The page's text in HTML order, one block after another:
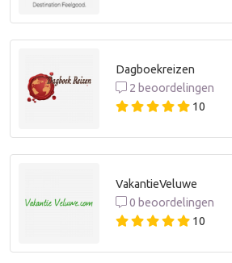
Dagboekreizen
2 beoordelingen
10
VakantieVeluwe
0 beoordelingen
10